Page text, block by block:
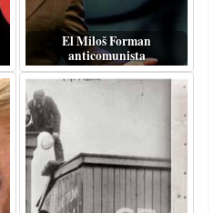
El Miloš Forman
anticomunista